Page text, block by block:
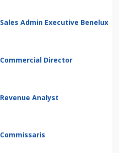
Sales Admin Executive Benelux
Commercial Director
Revenue Analyst
Commissaris